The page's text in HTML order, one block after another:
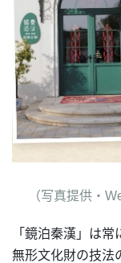
（写真提供・
「鏡泊秦漢」は
無形文化財の技法